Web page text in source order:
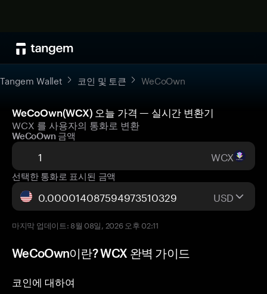
Tangem Wallet 코인 및 토큰 WeCoOwn
WeCoOwn(WCX) 오늘 가격 — 실시간 변환기
WCX 를 사용자의 통화로 변환
WeCoOwn 금액
WCX
선택한 통화로 표시된 금액
USD
마지막 업데이트: 8월 08일, 2026 오후 02:11
WeCoOwn이란? WCX 완벽 가이드
코인에 대하여